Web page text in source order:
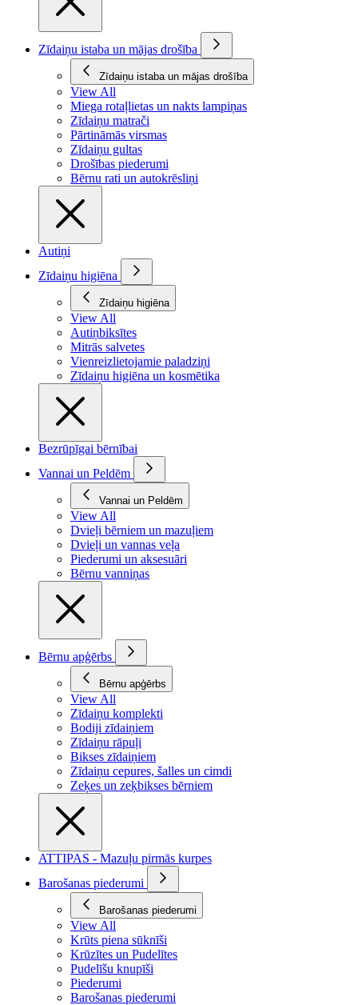
Zīdaiņu istaba un mājas drošība
Zīdaiņu istaba un mājas drošība
View All
Miega rotaļlietas un nakts lampiņas
Zīdaiņu matrači
Pārtināmās virsmas
Zīdaiņu gultas
Drošības piederumi
Bērnu rati un autokrēsliņi
Autiņi
Zīdaiņu higiēna
Zīdaiņu higiēna
View All
Autiņbiksītes
Mitrās salvetes
Vienreizlietojamie paladziņi
Zīdaiņu higiēna un kosmētika
Bezrūpīgai bērnībai
Vannai un Peldēm
Vannai un Peldēm
View All
Dvieļi bērniem un mazuļiem
Dvieļi un vannas veļa
Piederumi un aksesuāri
Bērnu vanniņas
Bērnu apģērbs
Bērnu apģērbs
View All
Zīdaiņu komplekti
Bodiji zīdaiņiem
Zīdaiņu rāpuļi
Bikses zīdaiņiem
Zīdaiņu cepures, šalles un cimdi
Zeķes un zeķbikses bērniem
ATTIPAS - Mazuļu pirmās kurpes
Barošanas piederumi
Barošanas piederumi
View All
Krūts piena sūknīši
Krūzītes un Pudelītes
Pudelīšu knupīši
Piederumi
Barošanas piederumi